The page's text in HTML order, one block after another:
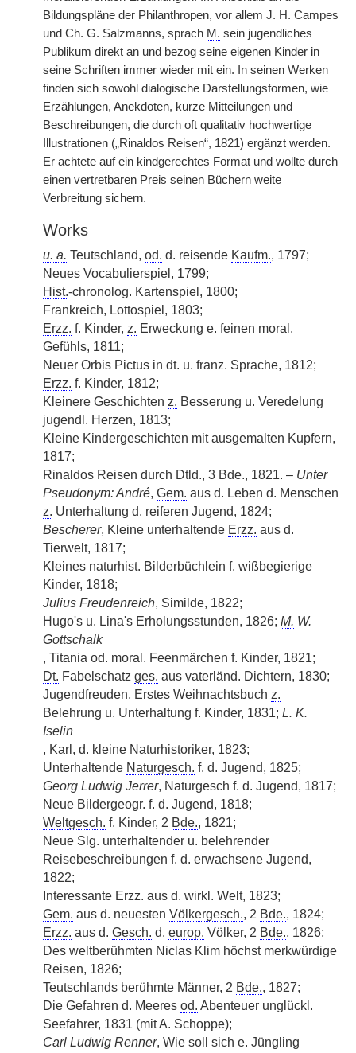
Bildungspläne der Philanthropen, vor allem J. H. Campes
und Ch. G. Salzmanns, sprach M. sein jugendliches
Publikum direkt an und bezog seine eigenen Kinder in
seine Schriften immer wieder mit ein. In seinen Werken
finden sich sowohl dialogische Darstellungsformen, wie
Erzählungen, Anekdoten, kurze Mitteilungen und
Beschreibungen, die durch oft qualitativ hochwertige
Illustrationen („Rinaldos Reisen“, 1821) ergänzt werden.
Er achtete auf ein kindgerechtes Format und wollte durch
einen vertretbaren Preis seinen Büchern weite
Verbreitung sichern.
Works
u. a. Teutschland, od. d. reisende Kaufm., 1797;
Neues Vocabulierspiel, 1799;
Hist.-chronolog. Kartenspiel, 1800;
Frankreich, Lottospiel, 1803;
Erzz. f. Kinder, z. Erweckung e. feinen moral.
Gefühls, 1811;
Neuer Orbis Pictus in dt. u. franz. Sprache, 1812;
Erzz. f. Kinder, 1812;
Kleinere Geschichten z. Besserung u. Veredelung
jugendl. Herzen, 1813;
Kleine Kindergeschichten mit ausgemalten Kupfern,
1817;
Rinaldos Reisen durch Dtld., 3 Bde., 1821. – Unter
Pseudonym: André, Gem. aus d. Leben d. Menschen
z. Unterhaltung d. reiferen Jugend, 1824;
Bescherer, Kleine unterhaltende Erzz. aus d.
Tierwelt, 1817;
Kleines naturhist. Bilderbüchlein f. wißbegierige
Kinder, 1818;
Julius Freudenreich, Similde, 1822;
Hugo's u. Lina's Erholungsstunden, 1826; M. W.
Gottschalk
, Titania od. moral. Feenmärchen f. Kinder, 1821;
Dt. Fabelschatz ges. aus vaterländ. Dichtern, 1830;
Jugendfreuden, Erstes Weihnachtsbuch z.
Belehrung u. Unterhaltung f. Kinder, 1831; L. K.
Iselin
, Karl, d. kleine Naturhistoriker, 1823;
Unterhaltende Naturgesch. f. d. Jugend, 1825;
Georg Ludwig Jerrer, Naturgesch f. d. Jugend, 1817;
Neue Bildergeogr. f. d. Jugend, 1818;
Weltgesch. f. Kinder, 2 Bde., 1821;
Neue Slg. unterhaltender u. belehrender
Reisebeschreibungen f. d. erwachsene Jugend,
1822;
Interessante Erzz. aus d. wirkl. Welt, 1823;
Gem. aus d. neuesten Völkergesch., 2 Bde., 1824;
Erzz. aus d. Gesch. d. europ. Völker, 2 Bde., 1826;
Des weltberühmten Niclas Klim höchst merkwürdige
Reisen, 1826;
Teutschlands berühmte Männer, 2 Bde., 1827;
Die Gefahren d. Meeres od. Abenteuer unglückl.
Seefahrer, 1831 (mit A. Schoppe);
Carl Ludwig Renner, Wie soll sich e. Jüngling